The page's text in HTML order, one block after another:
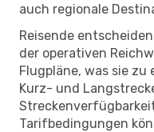
auch regionale
Reisende
der operativen
Flugpläne, was sie
Kurz- und
Tarifbedingungen